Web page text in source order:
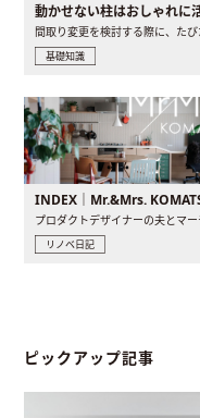
基礎知識
リノベ日記
ピックアップ記事